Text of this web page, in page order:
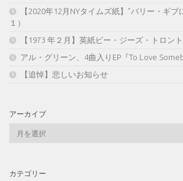
【2020年12月NYタイムズ紙】”バリー・ギ
１）
【1973 年２月】英紙ビー・ジーズ・トロン
アル・グリーン、4曲入りEP『To Love
【追悼】悲しいお知らせ
アーカイブ
ブ
カテゴリー